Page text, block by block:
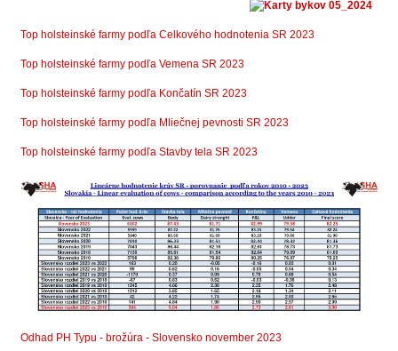
Top holsteinské farmy podľa Celkového hodnotenia SR 2023
Top holsteinské farmy podľa Vemena SR 2023
Top holsteinské farmy podľa Končatín SR 2023
Top holsteinské farmy podľa Mliečnej pevnosti SR 2023
Top holsteinské farmy podľa Stavby tela SR 2023
Odhad PH Typu - brožúra - Slovensko november 2023